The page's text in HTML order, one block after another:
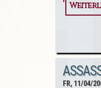
FR, 11/04/